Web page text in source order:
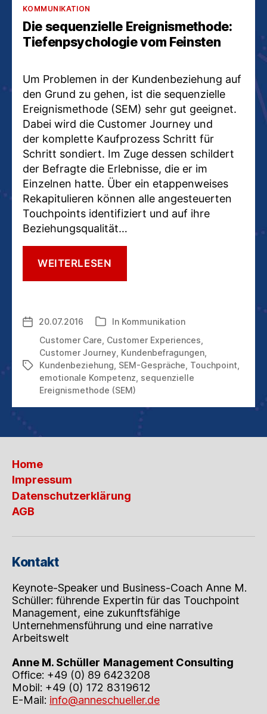
Kategorien
KOMMUNIKATION
Die sequenzielle Ereignismethode:
Tiefenpsychologie vom Feinsten
Um Problemen in der Kundenbeziehung auf
den Grund zu gehen, ist die sequenzielle
Ereignismethode (SEM) sehr gut geeignet.
Dabei wird die Customer Journey und
der komplette Kaufprozess Schritt für
Schritt sondiert. Im Zuge dessen schildert
der Befragte die Erlebnisse, die er im
Einzelnen hatte. Über ein etappenweises
Rekapitulieren können alle angesteuerten
Touchpoints identifiziert und auf ihre
Beziehungsqualität…
WEITERLESEN
FEINSTEN
Veröffentlichungsdatum
20.07.2016 Kategorien
In Kommunikation
Schlagwörter
Customer Care Customer Experiences
Customer Journey Kundenbefragungen
Kundenbeziehung SEM-Gespräche Touchpoint
emotionale Kompetenz sequenzielle
Ereignismethode (SEM)
Home
Impressum
Datenschutzerklärung
AGB
Kontakt
Keynote-Speaker und Business-Coach Anne M.
Schüller: führende Expertin für das Touchpoint
Management, eine zukunftsfähige
Unternehmensführung und eine narrative
Arbeitswelt
Anne M. Schüller Management Consulting
Office: +49 (0) 89 6423208
Mobil: +49 (0) 172 8319612
E-Mail: info@anneschueller.de